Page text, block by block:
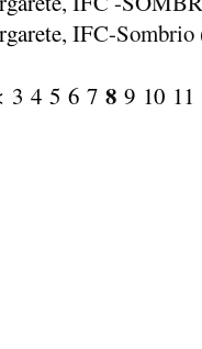
, IFC-
3 4 5 6 7 8 9 10 11